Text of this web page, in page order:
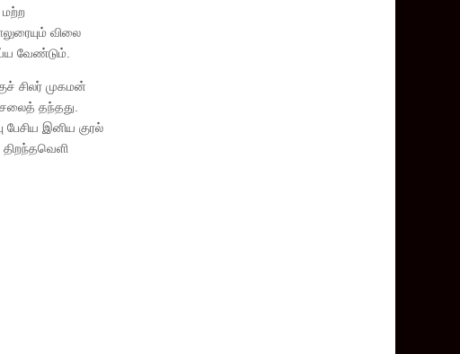
விலை
வேண்டும்.
சிலர் முகமன்
தந்தது.
இனிய குரல்